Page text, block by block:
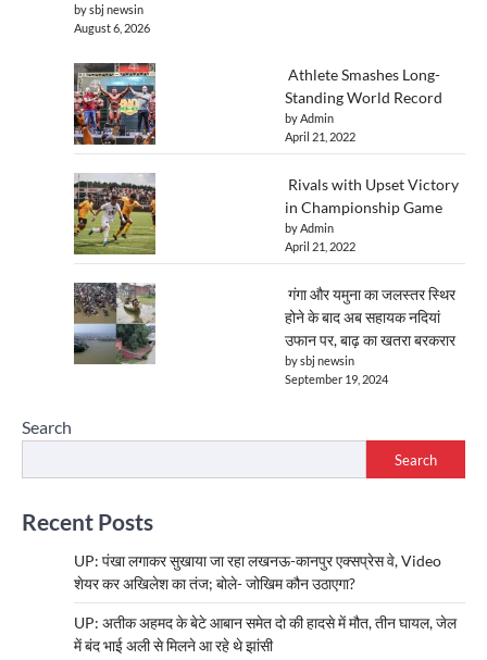
by sbj newsin
August 6, 2026
Athlete Smashes Long-
Standing World Record
by Admin
April 21, 2022
Rivals with Upset Victory
in Championship Game
by Admin
April 21, 2022
गंगा और यमुना का जलस्तर स्थिर
होने के बाद अब सहायक नदियां
उफान पर, बाढ़ का खतरा बरकरार
by sbj newsin
September 19, 2024
Search
Search
Recent Posts
UP: पंखा लगाकर सुखाया जा रहा लखनऊ-कानपुर एक्सप्रेस वे, Video
शेयर कर अखिलेश का तंज; बोले- जोखिम कौन उठाएगा?
UP: अतीक अहमद के बेटे आबान समेत दो की हादसे में मौत, तीन घायल, जेल
में बंद भाई अली से मिलने आ रहे थे झांसी